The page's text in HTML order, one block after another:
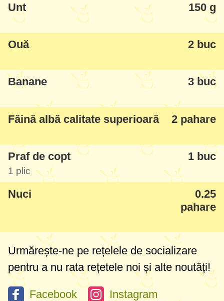
Unt 150 g
Ouă 2 buc
Banane 3 buc
Făină albă calitate superioară 2 pahare
Praf de copt 1 buc
1 plic
Nuci
0.25
pahare
Urmărește-ne pe rețelele de socializare
pentru a nu rata rețetele noi și alte noutăți!
Facebook Instagram